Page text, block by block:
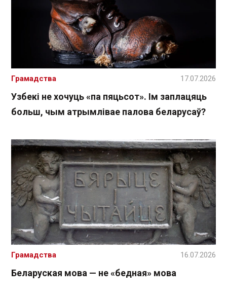
Узбекі не хочуць «па пяцьсот». Ім заплацяць
больш, чым атрымлівае палова беларусаў?
Грамадства 17.07.2026
Беларуская мова — не «бедная» мова
Грамадства 16.07.2026